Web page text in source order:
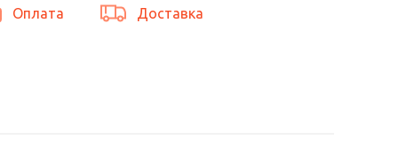
Оплата Доставка